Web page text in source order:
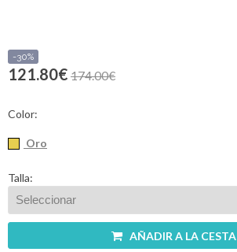
-30%
121.80€ 174.00€
Color:
Oro
Talla:
AÑADIR A LA CESTA